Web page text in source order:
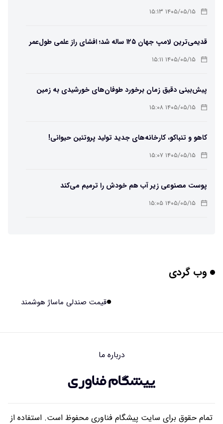
۱۴۰۵/۰۵/۱۵ ۱۵:۱۳
قدیمی‌ترین لامپ جهان ۱۲۵ ساله شد؛ افشای راز علمی طول‌عمر
لامپ سنتنیال
۱۴۰۵/۰۵/۱۵ ۱۵:۱۱
پیش‌بینی دقیق زمان برخورد طوفان‌های خورشیدی به زمین
ممکن شد
۱۴۰۵/۰۵/۱۵ ۱۵:۰۸
کاهو و تنباکو، کارخانه‌های جدید تولید پروتئین حیوانی!
۱۴۰۵/۰۵/۱۵ ۱۵:۰۷
پوست مصنوعی زیر آب هم خودش را ترمیم می‌کند
۱۴۰۵/۰۵/۱۵ ۱۵:۰۵
برنج فضایی چین به مرحله برداشت رسید
ایرانی‌ها چقدر از هوش مصنوعی استفاده می‌کنند؟
وب گردی
قیمت صندلی ماساژ هوشمند
درباره ما
تمام حقوق برای سایت پیشگام فناوری محفوظ است. استفاده از